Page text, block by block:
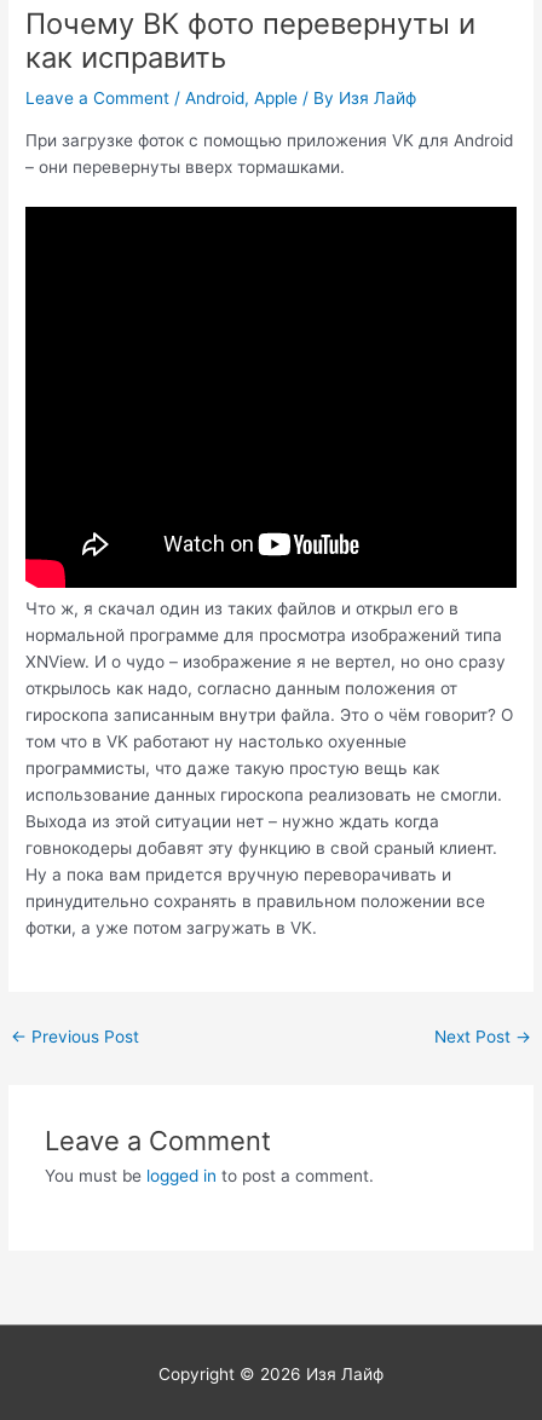
Почему ВК фото перевернуты и
как исправить
Leave a Comment /Android,Apple / By Изя Лайф
При загрузке фоток с помощью приложения VK для Android
– они перевернуты вверх тормашками.
Что ж, я скачал один из таких файлов и открыл его в
нормальной программе для просмотра изображений типа
XNView. И о чудо – изображение я не вертел, но оно сразу
открылось как надо, согласно данным положения от
гироскопа записанным внутри файла. Это о чём говорит? О
том что в VK работают ну настолько охуенные
программисты, что даже такую простую вещь как
использование данных гироскопа реализовать не смогли.
Выхода из этой ситуации нет – нужно ждать когда
говнокодеры добавят эту функцию в свой сраный клиент.
Ну а пока вам придется вручную переворачивать и
принудительно сохранять в правильном положении все
фотки, а уже потом загружать в VK.
Post
← Previous Post Next Post →
Leave a Comment
You must be logged in to post a comment.
Copyright © 2026 Изя Лайф